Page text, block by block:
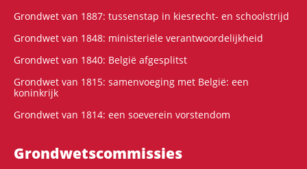
Grondwet van 1887: tussenstap in kiesrecht- en schoolstrijd
Grondwet van 1848: ministeriële verantwoordelijkheid
Grondwet van 1840: België afgesplitst
Grondwet van 1815: samenvoeging met België: een
koninkrijk
Grondwet van 1814: een soeverein vorstendom
Grondwets­commissies